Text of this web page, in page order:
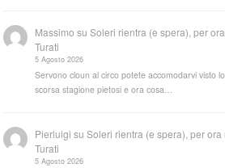
Massimo suSoleri rientra (e spera), per
Turati
5 Agosto 2026
Servono cloun al circo potete accomodarvi visto
scorsa stagione pietosi e ora cosa…
Pierluigi suSoleri rientra (e spera), per
Turati
5 Agosto 2026